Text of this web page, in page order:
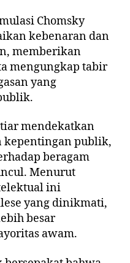
Chomsky
kebenaran dan
memberikan
mengungkap tabir
yang
mendekatkan
kepentingan publik,
beragam
Menurut
ini
yang dinikmati,
besar
awam.